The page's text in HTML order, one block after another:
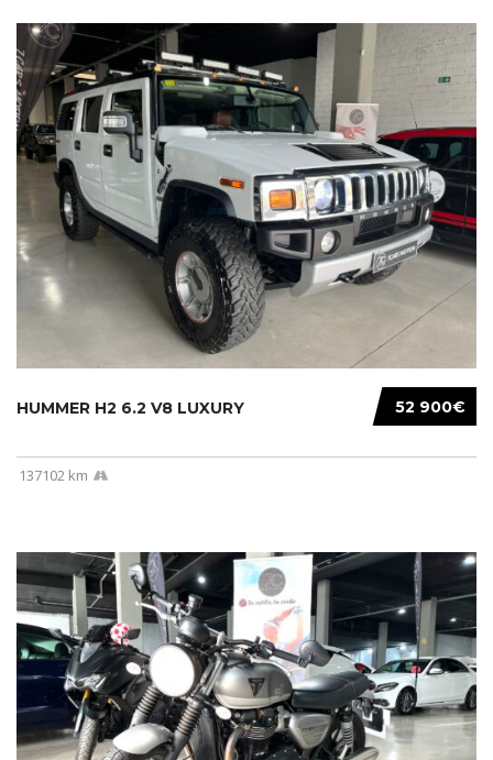
52 900€
HUMMER H2 6.2 V8 LUXURY
137102 km